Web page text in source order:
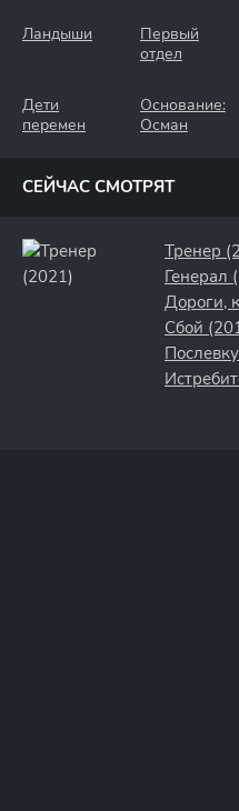
Ландыши
Первый
отдел
Дети
перемен
Основание:
Осман
СЕЙЧАС СМОТРЯТ
Тренер
Генерал
Дороги,
Сбой